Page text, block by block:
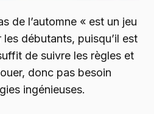
de l’automne « est un jeu
débutants, puisqu’il est
de suivre les règles et
donc pas besoin
ingénieuses.